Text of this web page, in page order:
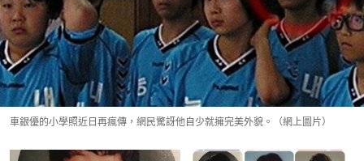
車銀優的小學照近日再瘋傳，網民驚訝他自少就擁完美外貌。（網上圖片）